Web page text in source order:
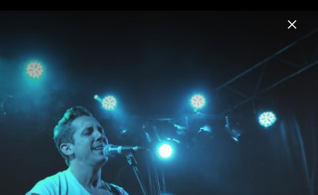
Menu
Mona
Home News Musik Videos Biografie
10.05.2011 - Mona Konzert im Lido (Berlin)